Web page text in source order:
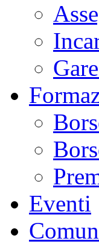
Eventi